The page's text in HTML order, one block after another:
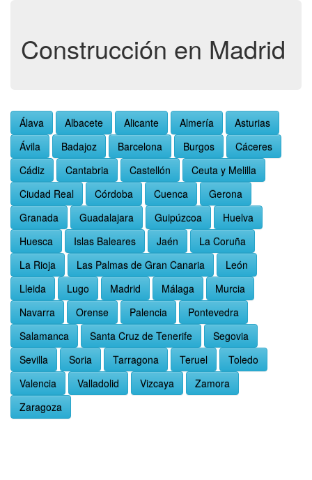
Construcción en Madrid
Álava Albacete Alicante Almería
Asturias
Ávila
Badajoz Barcelona Burgos
Cáceres
Cádiz
Cantabria Castellón
Ceuta y Melilla
Ciudad Real
Córdoba Cuenca
Gerona
Granada
Guadalajara Guipúzcoa
Huelva
Huesca
Islas Baleares Jaén
La Coruña
La Rioja
Las Palmas de Gran Canaria
León
Lleida
Lugo Madrid Málaga
Murcia
Navarra
Orense Palencia
Pontevedra
Salamanca
Santa Cruz de Tenerife
Segovia
Sevilla
Soria Tarragona Teruel
Toledo
Valencia
Valladolid Vizcaya
Zamora
Zaragoza